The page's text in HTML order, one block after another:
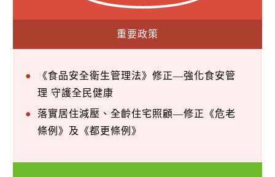
重要政策
《食品安全衛生管理法》修正—強化食安管
理 守護全民健康
落實居住減壓、全齡住宅照顧—修正《危老
條例》及《都更條例》